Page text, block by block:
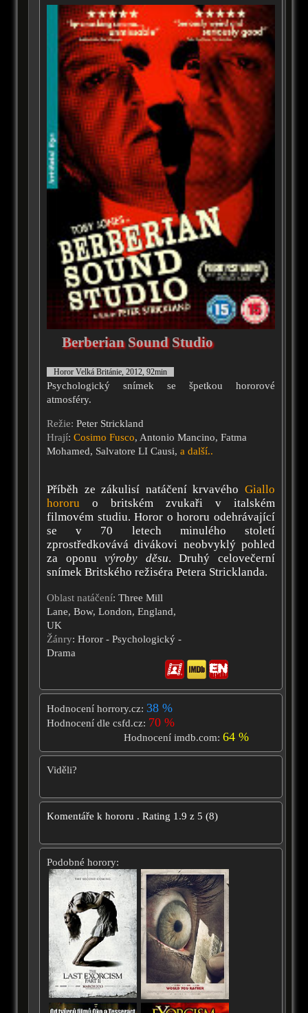
Berberian Sound Studio
Horor Velká Británie, 2012, 92min
Psychologický snímek se špetkou hororové
atmosféry.
Režie: Peter Strickland
Hrají: Cosimo Fusco, Antonio Mancino, Fatma
Mohamed, Salvatore LI Causi, a další..
Příběh ze zákulisí natáčení krvavéhoGiallo
hororu o britském zvukaři v italském
filmovém studiu. Horor o hororu odehrávající
se v 70 letech minulého století
zprostředkovává divákovi neobvyklý pohled
za oponuvýroby děsu. Druhý celovečerní
snímek Britského režiséra Petera Stricklanda.
Oblast natáčení: Three Mill
Lane, Bow, London, England,
UK
Žánry: Horor - Psychologický -
Drama
Hodnocení horrory.cz: 38 %
Hodnocení dle csfd.cz: 70 %
Hodnocení imdb.com:64 %
Viděli?
Komentáře k hororu . Rating 1.9 z 5 (8)
Podobné horory: